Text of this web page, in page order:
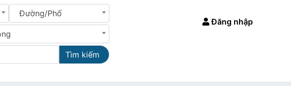
Đường/Phố
Tìm kiếm
Đăng nhập